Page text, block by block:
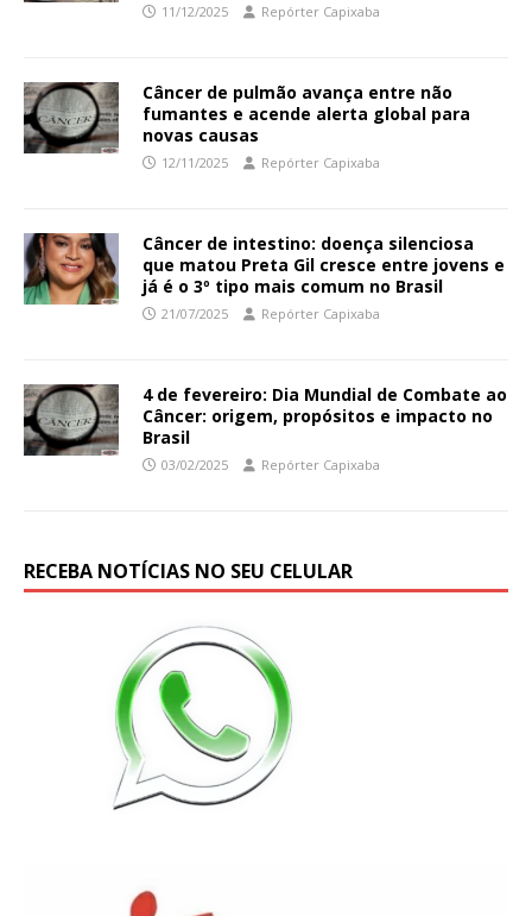
11/12/2025 Repórter Capixaba
Câncer de pulmão avança entre não
fumantes e acende alerta global para
novas causas
12/11/2025 Repórter Capixaba
Câncer de intestino: doença silenciosa
que matou Preta Gil cresce entre jovens e
já é o 3º tipo mais comum no Brasil
21/07/2025 Repórter Capixaba
4 de fevereiro: Dia Mundial de Combate ao
Câncer: origem, propósitos e impacto no
Brasil
03/02/2025 Repórter Capixaba
RECEBA NOTÍCIAS NO SEU CELULAR